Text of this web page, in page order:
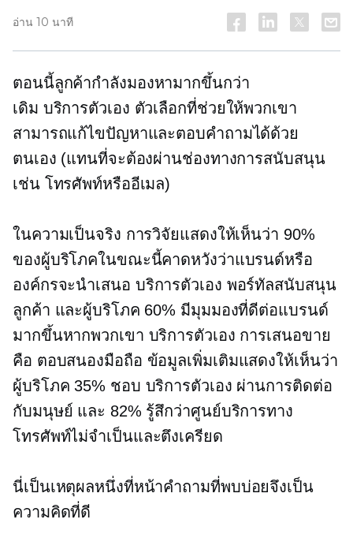
อ่าน 10 นาที
ตอนนี้ลูกค้ากำลังมองหามากขึ้นกว่า
เดิม บริการตัวเอง ตัวเลือกที่ช่วยให้พวกเขา
สามารถแก้ไขปัญหาและตอบคำถามได้ด้วย
ตนเอง (แทนที่จะต้องผ่านช่องทางการสนับสนุน
เช่น โทรศัพท์หรืออีเมล)
ในความเป็นจริง การวิจัยแสดงให้เห็นว่า 90%
ของผู้บริโภคในขณะนี้คาดหวังว่าแบรนด์หรือ
องค์กรจะนำเสนอ บริการตัวเอง พอร์ทัลสนับสนุน
ลูกค้า และผู้บริโภค 60% มีมุมมองที่ดีต่อแบรนด์
มากขึ้นหากพวกเขา บริการตัวเอง การเสนอขาย
คือ ตอบสนองมือถือ ข้อมูลเพิ่มเติมแสดงให้เห็นว่า
ผู้บริโภค 35% ชอบ บริการตัวเอง ผ่านการติดต่อ
กับมนุษย์ และ 82% รู้สึกว่าศูนย์บริการทาง
โทรศัพท์ไม่จำเป็นและตึงเครียด
นี่เป็นเหตุผลหนึ่งที่หน้าคำถามที่พบบ่อยจึงเป็น
ความคิดที่ดี